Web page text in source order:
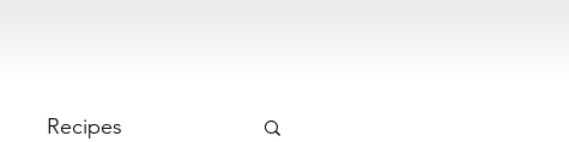
Recipes